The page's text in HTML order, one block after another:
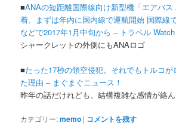
■ANAの短距離国際線向け新型機「エアバス
着、まずは年内に国内線で運航開始 国際線
などで2017年1月中旬から – トラベル Watch
シャークレットの外側にもANAロゴ
■たった17秒の領空侵犯。それでもトルコが
た理由 – まぐまぐニュース！
昨年の話だけれども。結構複雑な感情が絡
カテゴリー:memo | コメントを残す